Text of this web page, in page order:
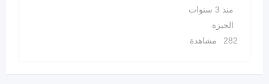
منذ 3 سنوات
الجيزة
282 مشاهدة